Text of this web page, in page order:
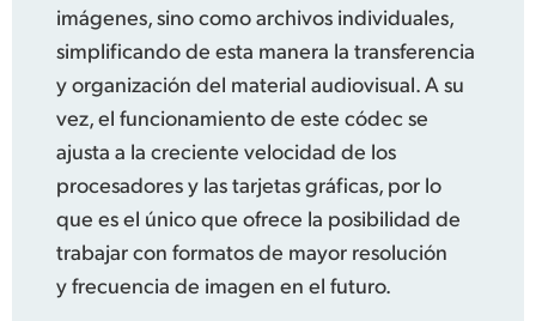
imágenes, sino como archivos individuales,
simplificando de esta manera la transferencia
y organización del material audiovisual. A su
vez, el funcionamientode este códec se
ajusta a la creciente velocidad de los
procesadores y las tarjetas gráficas, por lo
que es el único que ofrece la posibilidad de
trabajar con formatos de mayor resolución
y frecuencia de imagen en el futuro.